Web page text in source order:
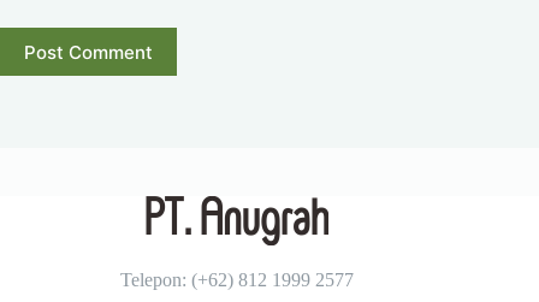
Post Comment
Telepon: (+62) 812 1999 2577